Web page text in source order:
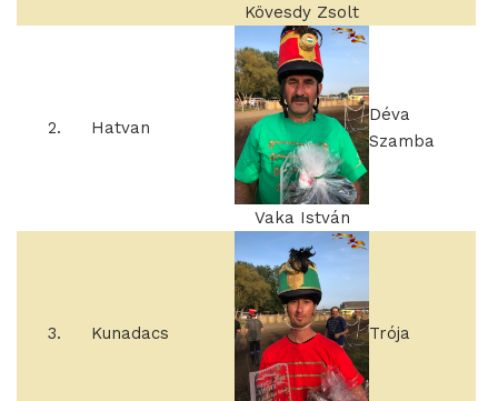
Kövesdy Zsolt
2. Hatvan
Vaka István
Déva
Szamba
3. Kunadacs Trója